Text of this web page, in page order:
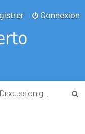
Connexion